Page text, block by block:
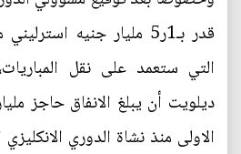
قدر بـ1ر5 مليار جنيه
التي ستعمد على نقل
ديلويت أن يبلغ الانفاق حاجز
الاولى منذ نشاة الدوري